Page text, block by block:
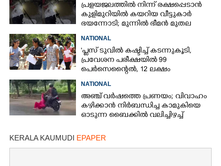
പ്രളയജലത്തിൽ നിന്ന് രക്ഷപ്പെടാൻ
കുളിമുറിയിൽ കയറിയ വീട്ടുകാർ
ഭയന്നോടി; മുന്നിൽ ഭീമൻ മുതല
NATIONAL
'പ്ലസ് ടുവിൽ കഷ്ടിച്ച് കടന്നുകൂടി,
പ്രവേശന പരീക്ഷയിൽ 99
പെർസെന്റൈൽ, 12 ലക്ഷം
NATIONAL
അഞ്ച് വർഷത്തെ പ്രണയം; വിവാഹം
കഴിക്കാൻ നിർബന്ധിച്ച കാമുകിയെ
ഓടുന്ന ബൈക്കിൽ വലിച്ചിഴച്ച്
KERALA KAUMUDI EPAPER